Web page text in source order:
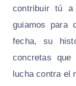
contribuir tú
guiamos para
fecha, su
concretas
lucha contra el